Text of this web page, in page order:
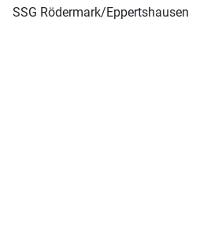
SSG Rödermark/Eppertshausen